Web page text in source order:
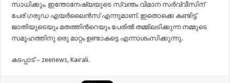
സാധിക്കും. ഇന്തോനേഷ്യയുടെ സ്വന്തം വിമാന സര്‍വ്വീസിന്
പേര് ഗരുഡ എയര്‍ലൈന്‍സ് എന്നുമാണ്. ഇതൊക്കെ കണ്ടിട്ട്
ജാതിയുടെയും മതത്തിന്‍റെയും പേരില്‍ തമ്മിലടിക്കുന്ന നമ്മുടെ
സമൂഹത്തിനു ഒരു മാറ്റം ഉണ്ടാകട്ടെ എന്നാശംസിക്കുന്നു.
കടപ്പാട് – zeenews, Kairali.